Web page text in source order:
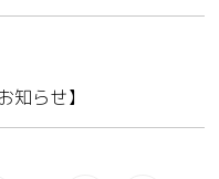
知らせ】